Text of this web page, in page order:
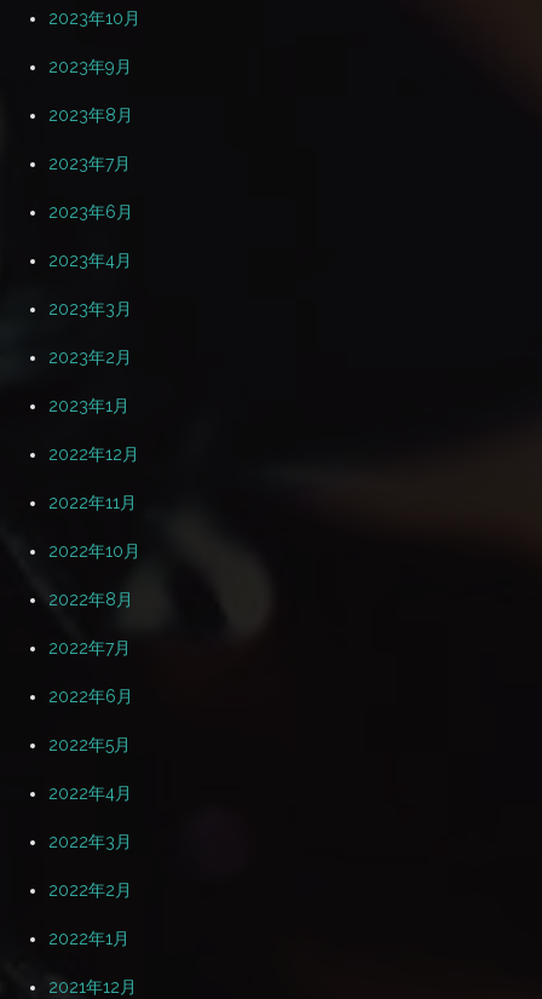
2023年10月
2023年9月
2023年8月
2023年7月
2023年6月
2023年4月
2023年3月
2023年2月
2023年1月
2022年12月
2022年11月
2022年10月
2022年8月
2022年7月
2022年6月
2022年5月
2022年4月
2022年3月
2022年2月
2022年1月
2021年12月